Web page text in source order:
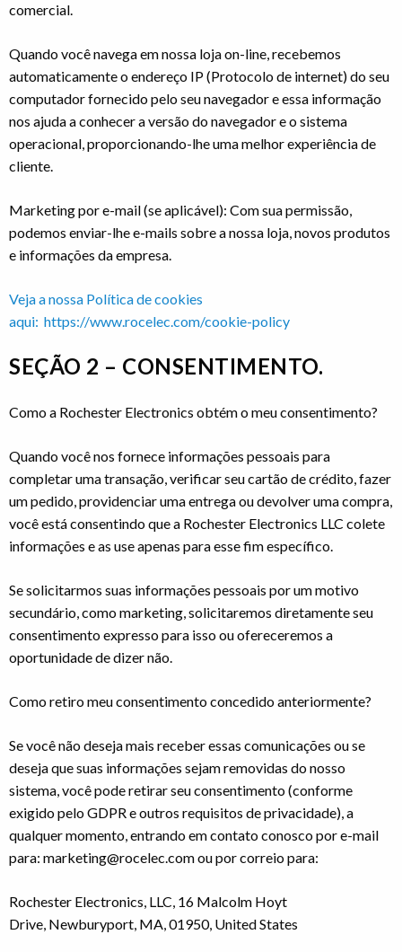
comercial.
Quando você navega em nossa loja on-line, recebemos
automaticamente o endereço IP (Protocolo de internet) do seu
computador fornecido pelo seu navegador e essa informação
nos ajuda a conhecer a versão do navegador e o sistema
operacional, proporcionando-lhe uma melhor experiência de
cliente.
Marketing por e-mail (se aplicável): Com sua permissão,
podemos enviar-lhe e-mails sobre a nossa loja, novos produtos
e informações da empresa.
Veja a nossa Política de cookies
aqui: https://www.rocelec.com/cookie-policy
SEÇÃO 2 – CONSENTIMENTO.
Como a Rochester Electronics obtém o meu consentimento?
Quando você nos fornece informações pessoais para
completar uma transação, verificar seu cartão de crédito, fazer
um pedido, providenciar uma entrega ou devolver uma compra,
você está consentindo que a Rochester Electronics LLC colete
informações e as use apenas para esse fim específico.
Se solicitarmos suas informações pessoais por um motivo
secundário, como marketing, solicitaremos diretamente seu
consentimento expresso para isso ou ofereceremos a
oportunidade de dizer não.
Como retiro meu consentimento concedido anteriormente?
Se você não deseja mais receber essas comunicações ou se
deseja que suas informações sejam removidas do nosso
sistema, você pode retirar seu consentimento (conforme
exigido pelo GDPR e outros requisitos de privacidade), a
qualquer momento, entrando em contato conosco por e-mail
para: marketing@rocelec.com ou por correio para:
Rochester Electronics, LLC, 16 Malcolm Hoyt
Drive, Newburyport, MA, 01950, United States